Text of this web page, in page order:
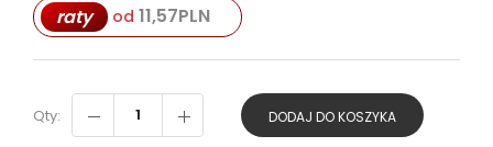
raty od 11,57PLN
Qty: DODAJ DO KOSZYKA